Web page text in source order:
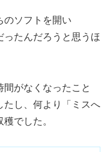
のソフトを開い
たんだろうと思うほ
がなくなったこと
たし、何より「ミスへ
でした。